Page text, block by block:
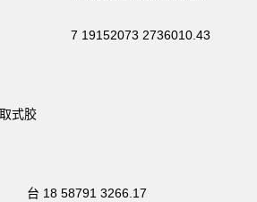
2736010.43
式胶
58791 3266.17